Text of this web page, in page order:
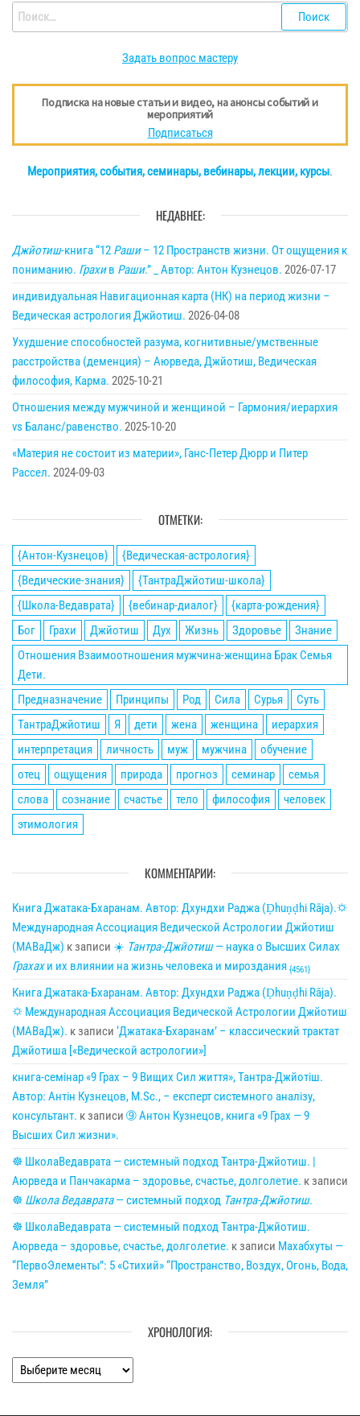
Найти:
Задать вопрос мастеру
Подписка на новые статьи и видео, на анонсы событий и
мероприятий
Подписаться
Мероприятия, события, семинары, вебинары, лекции, курсы.
НЕДАВНЕЕ:
Джйотиш-книга “12 Раши– 12 Пространств жизни. От ощущения к
пониманию. Грахив Раши.” _ Автор: Антон Кузнецов. 2026-07-17
индивидуальная Навигационная карта (НК) на период жизни –
Ведическая астрология Джйотиш. 2026-04-08
Ухудшение способностей разума, когнитивные/умственные
расстройства (деменция) – Аюрведа, Джйотиш, Ведическая
философия, Карма. 2025-10-21
Отношения между мужчиной и женщиной – Гармония/иерархия
vs Баланс/равенство. 2025-10-20
«Материя не состоит из материи», Ганс-Петер Дюрр и Питер
Рассел. 2024-09-03
ОТМЕТКИ:
{Антон-Кузнецов}
{Ведическая-астрология}
{Ведические-знания}
{ТантраДжйотиш-школа}
{Школа-Ведаврата}
{вебинар-диалог}
{карта-рождения}
Бог
Грахи Джйотиш Дух Жизнь Здоровье
Знание
Отношения Взаимоотношения мужчина-женщина Брак Семья
Дети.
Предназначение
Принципы Род Сила Сурья
Суть
ТантраДжйотиш
Я дети жена женщина
иерархия
интерпретация
личность муж мужчина
обучение
отец
ощущения природа прогноз семинар
семья
слова
сознание счастье тело философия
человек
этимология
КОММЕНТАРИИ:
Книга Джатака-Бхаранам. Автор: Дхундхи Раджа (Ḍhuṇḍhi Rāja).🌣
Международная Ассоциация Ведической Астрологии Джйотиш
(МАВаДж) к записи ☀ Тантра-Джйотиш— наука о Высших Силах
Грахахи их влиянии на жизнь человека и мироздания {4561}
Книга Джатака-Бхаранам. Автор: Дхундхи Раджа (Ḍhuṇḍhi Rāja).
🌣 Международная Ассоциация Ведической Астрологии Джйотиш
(МАВаДж). к записи ‘Джатака-Бхаранам’ – классический трактат
Джйотиша [«Ведической астрологии»]
книга-семінар «9 Грах – 9 Вищих Сил життя», Тантра-Джйотіш.
Автор: Антін Кузнецов, M.Sc., – експерт системного аналізу,
консультант. к записи ➈ Антон Кузнецов, книга «9 Грах — 9
Высших Сил жизни».
☸ ШколаВедаврата — системный подход Тантра-Джйотиш. |
Аюрведа и Панчакарма – здоровье, счастье, долголетие. к записи
☸ Школа Ведаврата— системный подход Тантра-Джйотиш.
☸ ШколаВедаврата — системный подход Тантра-Джйотиш.
Аюрведа – здоровье, счастье, долголетие. к записи Махабхуты —
“ПервоЭлементы”: 5 «Стихий» “Пространство, Воздух, Огонь, Вода,
Земля”
ХРОНОЛОГИЯ:
Хронология: